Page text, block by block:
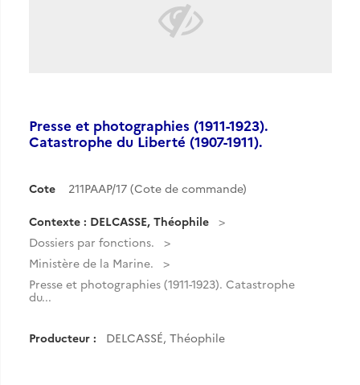
Presse et photographies (1911-1923).
Catastrophe du Liberté (1907-1911).
Cote 211PAAP/17 (Cote de commande)
Contexte : DELCASSE, Théophile
Dossiers par fonctions.
Ministère de la Marine.
Presse et photographies (1911-1923). Catastrophe
du...
Producteur : DELCASSÉ, Théophile